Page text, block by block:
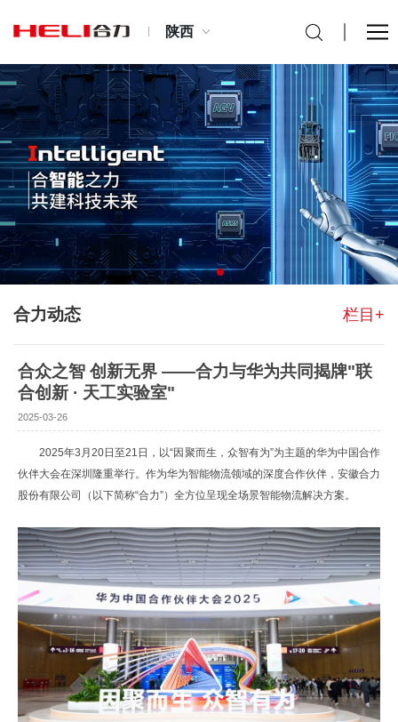
陕西
合力动态 栏目+
合众之智 创新无界 ——合力与华为共同揭牌"联
合创新 · 天工实验室"
2025-03-26
2025年3月20日至21日，以“因聚而生，众智有为”为主题的华为中国合作
伙伴大会在深圳隆重举行。作为华为智能物流领域的深度合作伙伴，安徽合力
股份有限公司（以下简称“合力”）全方位呈现全场景智能物流解决方案。